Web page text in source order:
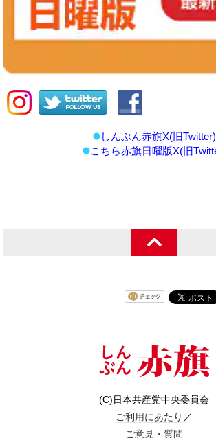
しんぶん赤旗X(旧Twitter)
こちら赤旗日曜版X(旧
(C)日本共産党中央委員会
ご利用にあたり ／
ご意見・質問